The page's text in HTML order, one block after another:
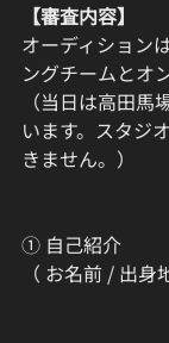
【審査内容】
オーディション
ングチームとオ
（当日は高田
います。スタジ
きません。）
① 自己紹介
（ お名前 / 出身